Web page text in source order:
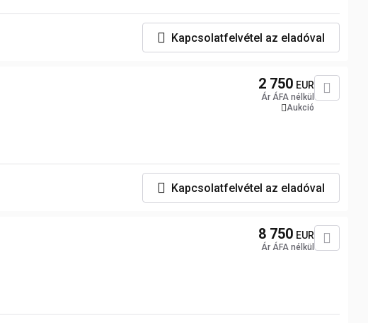
Kapcsolatfelvétel az eladóval
2 750 EUR
Ár ÁFA nélkül
Aukció
Kapcsolatfelvétel az eladóval
8 750 EUR
Ár ÁFA nélkül